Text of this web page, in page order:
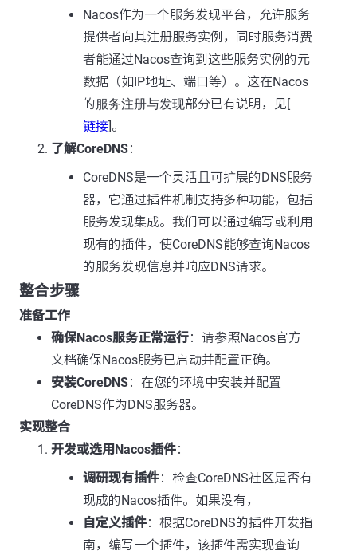
Nacos作为一个服务发现平台，允许服务
提供者向其注册服务实例，同时服务消费
者能通过Nacos查询到这些服务实例的元
数据（如IP地址、端口等）。这在Nacos
的服务注册与发现部分已有说明，见[
链接]。
了解CoreDNS：
CoreDNS是一个灵活且可扩展的DNS服务
器，它通过插件机制支持多种功能，包括
服务发现集成。我们可以通过编写或利用
现有的插件，使CoreDNS能够查询Nacos
的服务发现信息并响应DNS请求。
整合步骤
准备工作
确保Nacos服务正常运行：请参照Nacos官方
文档确保Nacos服务已启动并配置正确。
安装CoreDNS：在您的环境中安装并配置
CoreDNS作为DNS服务器。
实现整合
开发或选用Nacos插件：
调研现有插件：检查CoreDNS社区是否有
现成的Nacos插件。如果没有，
自定义插件：根据CoreDNS的插件开发指
南，编写一个插件，该插件需实现查询